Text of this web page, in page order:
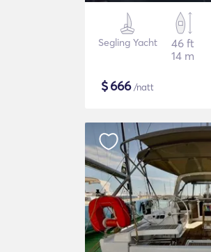
Segling Yacht
46 ft
14 m
$666/natt